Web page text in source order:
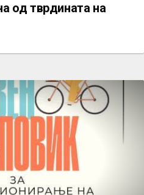
од тврдината на